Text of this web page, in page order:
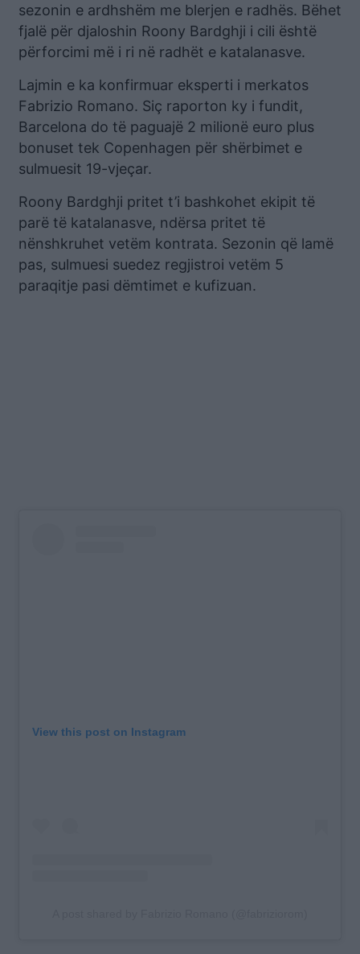
sezonin e ardhshëm me blerjen e radhës. Bëhet
fjalë për djaloshin Roony Bardghji i cili është
përforcimi më i ri në radhët e katalanasve.
Lajmin e ka konfirmuar eksperti i merkatos
Fabrizio Romano. Siç raporton ky i fundit,
Barcelona do të paguajë 2 milionë euro plus
bonuset tek Copenhagen për shërbimet e
sulmuesit 19-vjeçar.
Roony Bardghji pritet t’i bashkohet ekipit të
parë të katalanasve, ndërsa pritet të
nënshkruhet vetëm kontrata. Sezonin që lamë
pas, sulmuesi suedez regjistroi vetëm 5
paraqitje pasi dëmtimet e kufizuan.
View this post on Instagram